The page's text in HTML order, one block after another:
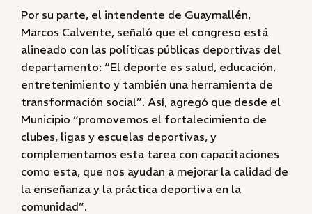
Por su parte, el intendente de Guaymallén,
Marcos Calvente, señaló que el congreso está
alineado con las políticas públicas deportivas del
departamento: “El deporte es salud, educación,
entretenimiento y también una herramienta de
transformación social”. Así, agregó que desde el
Municipio “promovemos el fortalecimiento de
clubes, ligas y escuelas deportivas, y
complementamos esta tarea con capacitaciones
como esta, que nos ayudan a mejorar la calidad de
la enseñanza y la práctica deportiva en la
comunidad”.